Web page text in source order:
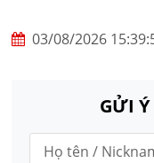
03/08/2026
GỬI